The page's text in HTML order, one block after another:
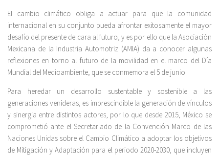
El cambio climático obliga a actuar para que la comunidad
internacional en su conjunto pueda afrontar exitosamente el mayor
desafío del presente de cara al futuro, y es por ello que la Asociación
Mexicana de la Industria Automotriz (AMIA) da a conocer algunas
reflexiones en torno al futuro de la movilidad en el marco del Día
Mundial del Medioambiente, que se conmemora el 5 de junio.
Para heredar un desarrollo sustentable y sostenible a las
generaciones venideras, es imprescindible la generación de vínculos
y sinergia entre distintos actores, por lo que desde 2015, México se
comprometió ante el Secretariado de la Convención Marco de las
Naciones Unidas sobre el Cambio Climático a adoptar los objetivos
de Mitigación y Adaptación para el periodo 2020-2030, que incluyen